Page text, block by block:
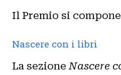
Il Premio si
Nascere con i libri
La sezione Nascere